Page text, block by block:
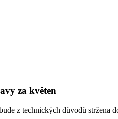
za květen
z technických důvodů stržena